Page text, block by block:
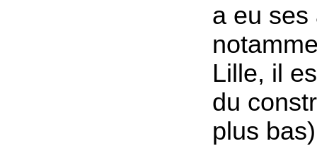
a eu ses
Lille, il
du
plus